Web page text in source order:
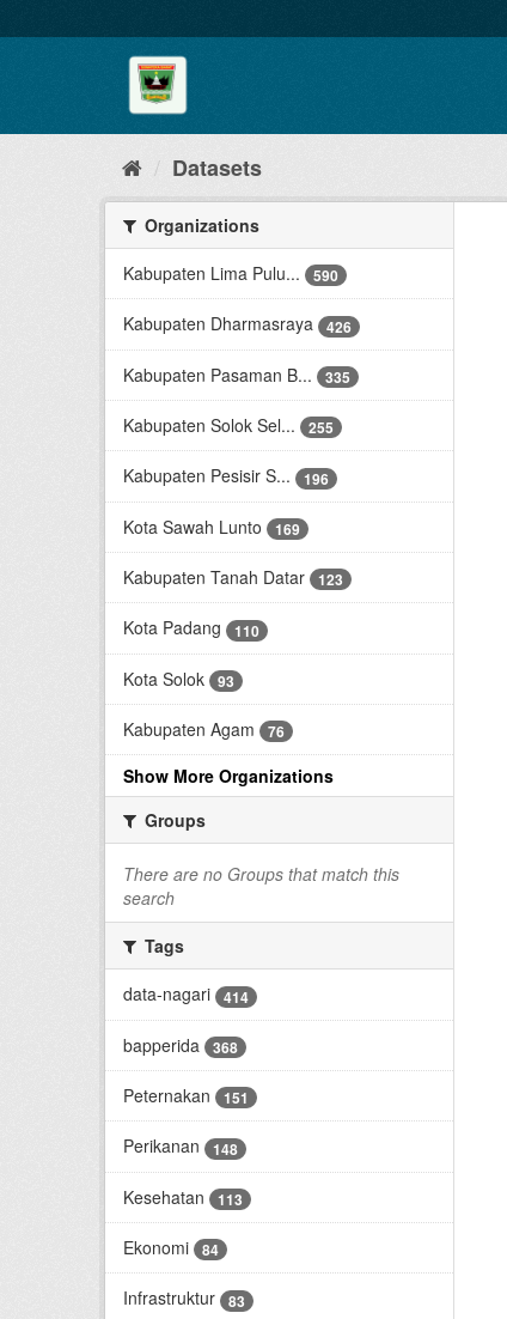
to
Datasets
Organizations
Kabupaten Lima Pulu...
590
Kabupaten Dharmasraya 426
Kabupaten Pasaman B... 335
Kabupaten Solok Sel... 255
Kabupaten Pesisir S... 196
Kota Sawah Lunto 169
Kabupaten Tanah Datar 123
Kota Padang 110
Kota Solok 93
Kabupaten Agam 76
Show More Organizations
Groups
There are no Groups that match this
search
Tags
data-nagari
414
bapperida 368
Peternakan 151
Perikanan 148
Kesehatan 113
Ekonomi 84
Infrastruktur 83